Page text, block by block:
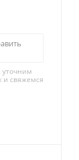
уточним
и свяжемся